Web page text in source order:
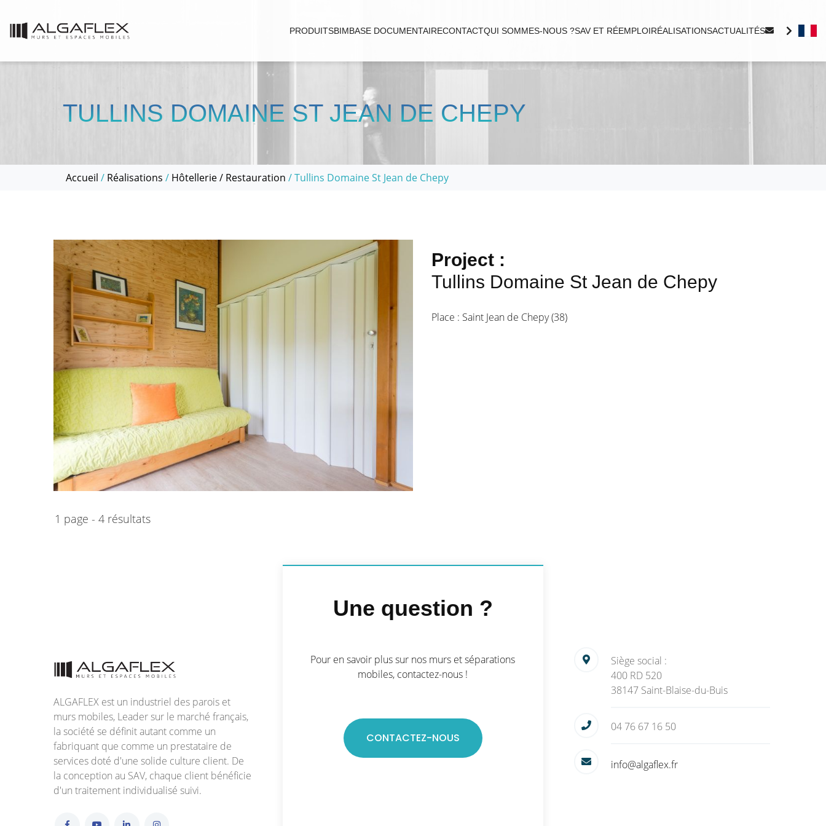
PRODUITSBIMBASE DOCUMENTAIRECONTACTQUI SOMMES-NOUS ?SAV ET RÉEMPLOIRÉALISATIONSACTUALITÉS
TULLINS DOMAINE ST JEAN DE CHEPY
Accueil / Réalisations / Hôtellerie / Restauration / Tullins Domaine St Jean de Chepy
Project :
Tullins Domaine St Jean de Chepy
Place : Saint Jean de Chepy (38)
1 page - 4 résultats
ALGAFLEX est un industriel des parois et
murs mobiles, Leader sur le marché français,
la société se définit autant comme un
fabriquant que comme un prestataire de
services doté d'une solide culture client. De
la conception au SAV, chaque client bénéficie
d'un traitement individualisé suivi.
Une question ?
Pour en savoir plus sur nos murs et séparations
mobiles, contactez-nous !
CONTACTEZ-NOUS
Siège social :
400 RD 520
38147 Saint-Blaise-du-Buis
04 76 67 16 50
info@algaflex.fr